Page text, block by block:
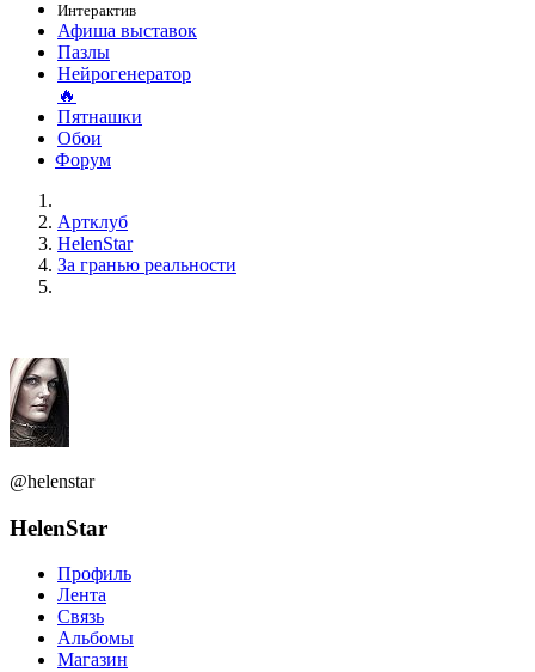
Интерактив
Афиша выставок
Пазлы
Нейрогенератор
🔥
Пятнашки
Обои
Форум
Артклуб
HelenStar
За гранью реальности
@helenstar
HelenStar
Профиль
Лента
Связь
Альбомы
Магазин